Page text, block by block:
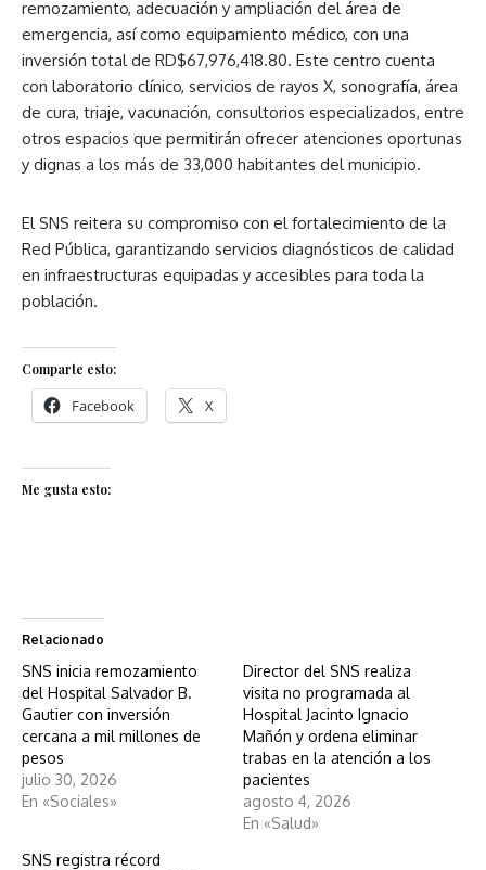
remozamiento, adecuación y ampliación del área de
emergencia, así como equipamiento médico, con una
inversión total de RD$67,976,418.80. Este centro cuenta
con laboratorio clínico, servicios de rayos X, sonografía, área
de cura, triaje, vacunación, consultorios especializados, entre
otros espacios que permitirán ofrecer atenciones oportunas
y dignas a los más de 33,000 habitantes del municipio.
El SNS reitera su compromiso con el fortalecimiento de la
Red Pública, garantizando servicios diagnósticos de calidad
en infraestructuras equipadas y accesibles para toda la
población.
Comparte esto:
Facebook X
Me gusta esto:
Relacionado
SNS inicia remozamiento
del Hospital Salvador B.
Gautier con inversión
cercana a mil millones de
pesos
julio 30, 2026
En «Sociales»
Director del SNS realiza
visita no programada al
Hospital Jacinto Ignacio
Mañón y ordena eliminar
trabas en la atención a los
pacientes
agosto 4, 2026
En «Salud»
SNS registra récord